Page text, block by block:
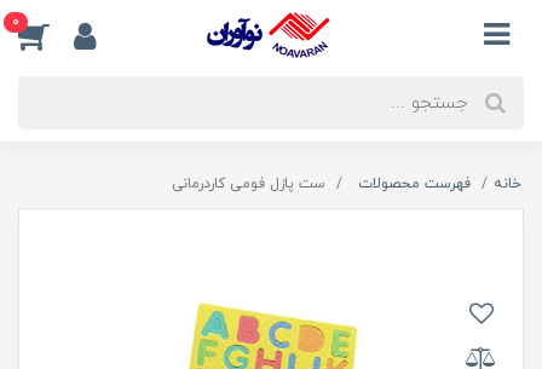
0
خانه فهرست محصولات ست پازل فومی کاردرمانی